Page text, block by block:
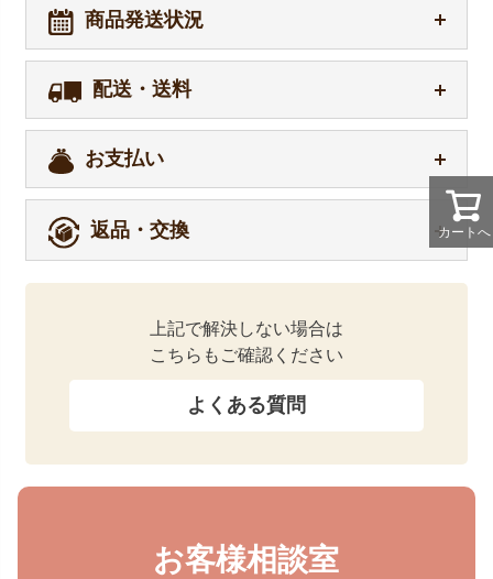
カートへ
商品発送状況
配送・送料
お支払い
返品・交換
上記で解決しない場合は
こちらもご確認ください
よくある質問
お客様相談室